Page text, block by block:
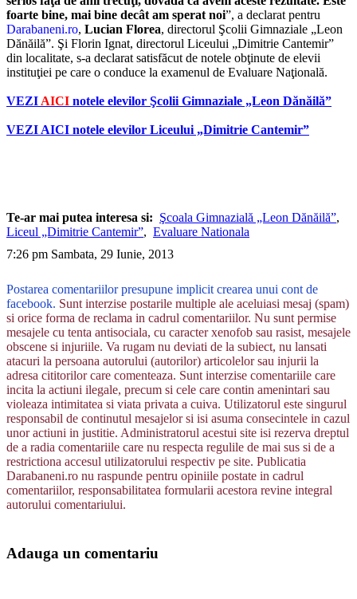
foarte bine, mai bine decât am sperat noi”, a declarat pentru
Darabaneni.ro, Lucian Florea, directorul Şcolii Gimnaziale „Leon
Dănăilă”. Şi Florin Ignat, directorul Liceului „Dimitrie Cantemir”
din localitate, s-a declarat satisfăcut de notele obţinute de elevii
instituţiei pe care o conduce la examenul de Evaluare Naţională.
VEZI AICI notele elevilor Şcolii Gimnaziale „Leon Dănăilă”
VEZI AICI notele elevilor Liceului „Dimitrie Cantemir”
Te-ar mai putea interesa si: Şcoala Gimnazială „Leon Dănăilă”,
Liceul „Dimitrie Cantemir”, Evaluare Nationala
7:26 pm Sambata, 29 Iunie, 2013
Postarea comentariilor presupune implicit crearea unui cont de
facebook. Sunt interzise postarile multiple ale aceluiasi mesaj (spam)
si orice forma de reclama in cadrul comentariilor. Nu sunt permise
mesajele cu tenta antisociala, cu caracter xenofob sau rasist, mesajele
obscene si injuriile. Va rugam nu deviati de la subiect, nu lansati
atacuri la persoana autorului (autorilor) articolelor sau injurii la
adresa cititorilor care comenteaza. Sunt interzise comentariile care
incita la actiuni ilegale, precum si cele care contin amenintari sau
violeaza intimitatea si viata privata a cuiva. Utilizatorul este singurul
responsabil de continutul mesajelor si isi asuma consecintele in cazul
unor actiuni in justitie. Administratorul acestui site isi rezerva dreptul
de a radia comentariile care nu respecta regulile de mai sus si de a
restrictiona accesul utilizatorului respectiv pe site. Publicatia
Darabaneni.ro nu raspunde pentru opiniile postate in cadrul
comentariilor, responsabilitatea formularii acestora revine integral
autorului comentariului.
Adauga un comentariu